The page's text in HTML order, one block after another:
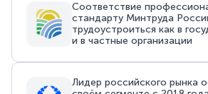
Соответствие
стандарту Минтруда
трудоустроиться как в
и в частные организации
Лидер российского рынка